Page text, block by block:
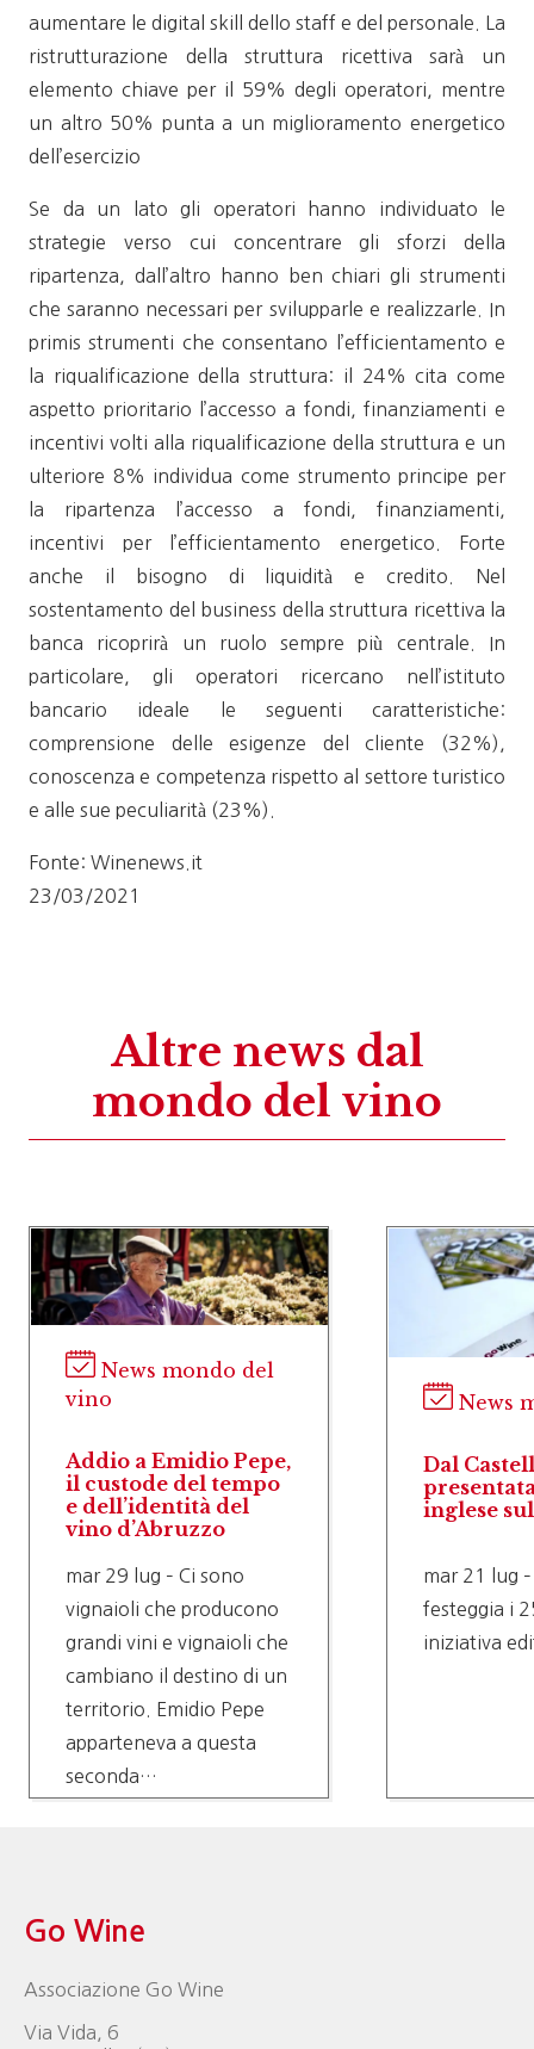
aumentare le digital skill dello staff e del personale. La
ristrutturazione della struttura ricettiva sarà un
elemento chiave per il 59% degli operatori, mentre
un altro 50% punta a un miglioramento energetico
dell’esercizio
Se da un lato gli operatori hanno individuato le
strategie verso cui concentrare gli sforzi della
ripartenza, dall’altro hanno ben chiari gli strumenti
che saranno necessari per svilupparle e realizzarle. In
primis strumenti che consentano l’efficientamento e
la riqualificazione della struttura: il 24% cita come
aspetto prioritario l’accesso a fondi, finanziamenti e
incentivi volti alla riqualificazione della struttura e un
ulteriore 8% individua come strumento principe per
la ripartenza l’accesso a fondi, finanziamenti,
incentivi per l’efficientamento energetico. Forte
anche il bisogno di liquidità e credito. Nel
sostentamento del business della struttura ricettiva la
banca ricoprirà un ruolo sempre più centrale. In
particolare, gli operatori ricercano nell’istituto
bancario ideale le seguenti caratteristiche:
comprensione delle esigenze del cliente (32%),
conoscenza e competenza rispetto al settore turistico
e alle sue peculiarità (23%).
Fonte: Winenews.it
23/03/2021
Altre news dal
mondo del vino
News mondo del
Dal Castello di
Barolo al mondo:
presentata la guida
Go Wine in inglese
vitivinicolo
mar 21 lug – Nell’anno in
cui Go Wine festeggia i
25 anni di attività, ecco
una nuova iniziativa
editoriale che rinnova e
amplia il…
Go Wine
Associazione Go Wine
Via Vida, 6